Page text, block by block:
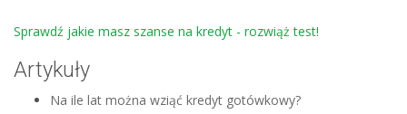
Sprawdź jakie masz szanse na kredyt - rozwiąż test!
Artykuły
Na ile lat można wziąć kredyt gotówkowy?